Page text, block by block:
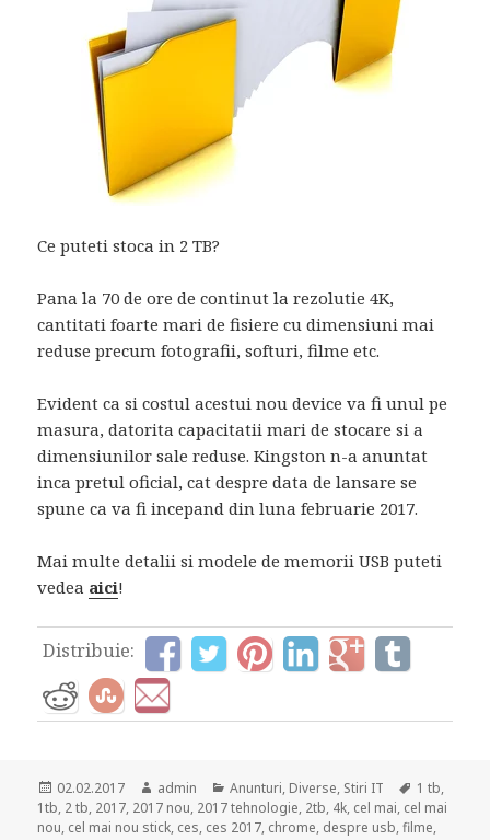
Ce puteti stoca in 2 TB?
Pana la 70 de ore de continut la rezolutie 4K,
cantitati foarte mari de fisiere cu dimensiuni mai
reduse precum fotografii, softuri, filme etc.
Evident ca si costul acestui nou device va fi unul pe
masura, datorita capacitatii mari de stocare si a
dimensiunilor sale reduse. Kingston n-a anuntat
inca pretul oficial, cat despre data de lansare se
spune ca va fi incepand din luna februarie 2017.
Mai multe detalii si modele de memorii USB puteti
vedea aici!
Distribuie:
Posted
on
02.02.2017 Author
admin Categories
Anunturi, Diverse, Stiri IT Tags
1 tb,
1tb, 2 tb, 2017, 2017 nou, 2017 tehnologie, 2tb, 4k, cel mai, cel mai
nou, cel mai nou stick, ces, ces 2017, chrome, despre usb,filme,